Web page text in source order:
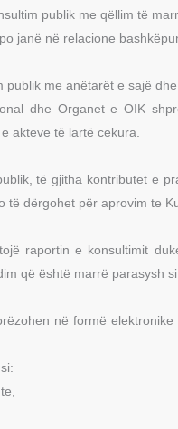
publik me qëllim të
janë në relacione
me anëtarët e sajë
dhe Organet e OIK
akteve të lartë cekura.
të gjitha kontributet e
dërgohet për aprovim te
raportin e konsultimit
që është marrë parasysh
në formë elektronike